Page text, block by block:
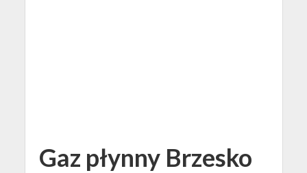
Gaz płynny Brzesko